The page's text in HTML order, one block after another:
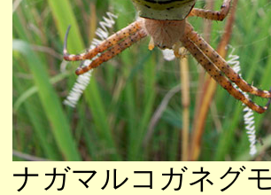
ナガマルコガネグ